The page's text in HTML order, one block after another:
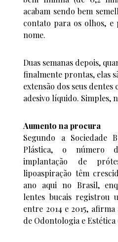
acabam sendo bem
contato para os olhos, e
nome.
Duas semanas depois,
finalmente prontas, elas
extensão dos seus dentes
adesivo líquido. Simples,
Aumento na procura
Segundo a Sociedade
Plástica, o número
implantação de
lipoaspiração têm
ano aqui no Brasil,
lentes bucais registrou
entre 2014 e 2015,
de Odontologia e Estética